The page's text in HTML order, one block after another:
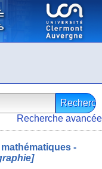
Recherche avancée
-